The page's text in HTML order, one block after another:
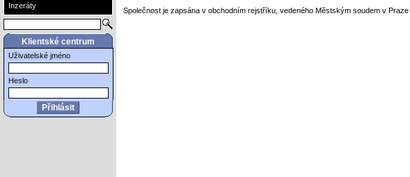
Inzeráty
Klientské centrum
Uživatelské jméno
Heslo
Společnost je zapsána v obchodním rejstříku, vedeného Městským soudem v Praze